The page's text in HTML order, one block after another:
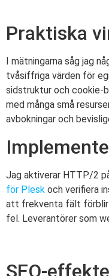
Praktiska
I mätningarna såg jag
tvåsiffriga värden för
sidstruktur och cookie-
med många små
avbokningar och
Jag aktiverar HTTP/2
för Plesk och verifiera
att frekventa fält förblir
fel. Leverantörer som
SEO-